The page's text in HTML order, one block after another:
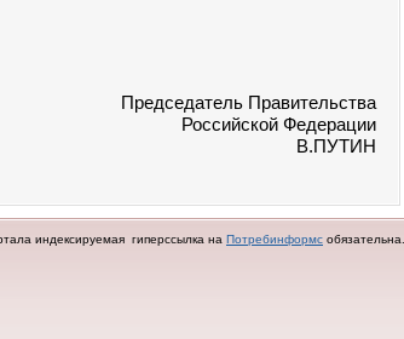
Председатель Правительства
Российской Федерации
В.ПУТИН
индексируемая гиперссылка на Потребинформс обязательна.